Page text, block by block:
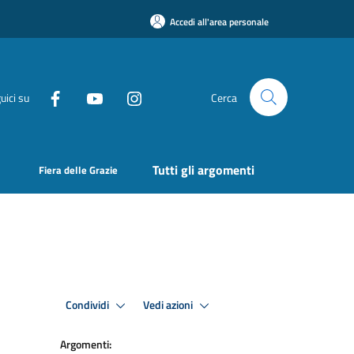
Accedi all'area personale
su Cerca
Fiera delle Grazie Tutti gli argomenti
Condividi Vedi azioni
Argomenti: